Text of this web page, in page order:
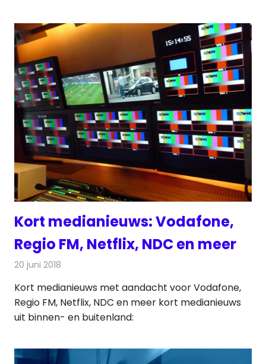
Kort medianieuws: Vodafone,
Regio FM, Netflix, NDC en meer
20 juni 2018
Kort medianieuws met aandacht voor Vodafone,
Regio FM, Netflix, NDC en meer kort medianieuws
uit binnen- en buitenland: